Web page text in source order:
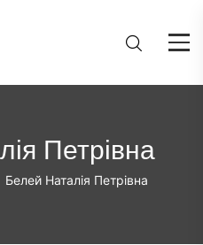
Петрівна
Белей Наталія Петрівна